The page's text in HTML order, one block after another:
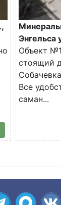
Энгельса
Объект
стоящий
Все
саман...